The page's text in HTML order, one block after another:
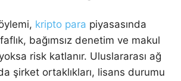
kripto para piyasasında
bağımsız denetim ve makul
risk katlanır. Uluslararası ağ
şirket ortaklıkları, lisans durumu